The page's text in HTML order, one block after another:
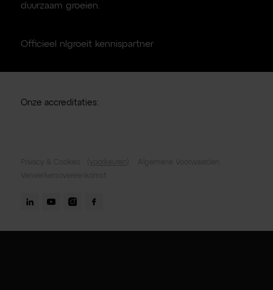
duurzaam groeien.
Officieel nlgroeit kennispartner
Onze accreditaties: